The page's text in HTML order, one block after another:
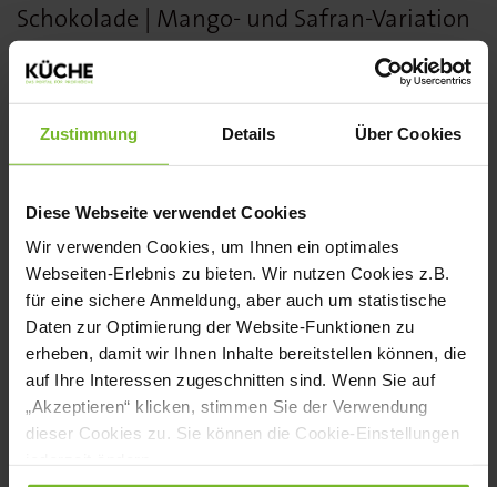
Zustimmung Details Über Cookies
Diese Webseite verwendet Cookies
Wir verwenden Cookies, um Ihnen ein optimales
Webseiten-Erlebnis zu bieten. Wir nutzen Cookies z.B.
für eine sichere Anmeldung, aber auch um statistische
Daten zur Optimierung der Website-Funktionen zu
erheben, damit wir Ihnen Inhalte bereitstellen können, die
auf Ihre Interessen zugeschnitten sind. Wenn Sie auf
„Akzeptieren“ klicken, stimmen Sie der Verwendung
dieser Cookies zu. Sie können die Cookie-Einstellungen
Schokolade | Mango- und Safran-Variation
Passionsfrucht-, Ingwer- und Kokos-
Aromen
Drei Komponenten-Dessert:Soufflé aus
Illanka-Schokolade | Schwarzes Kirsch-
Sorbet &
Espuma | Geisha-Tee und Fabbri Amarena
Praline:Dulcey-Walnuss-Praline mit einer
Ganache aus Vin Jaune und
hausgemachtes
Walnuss-Praliné